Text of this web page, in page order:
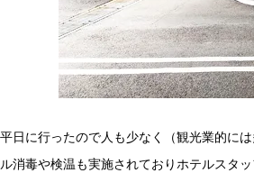
平日に行ったので人も少なく（観光業的に
ル消毒や検温も実施されておりホテルスタ